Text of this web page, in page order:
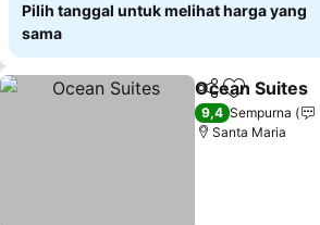
Pilih tanggal untuk melihat harga yang
sama
Bagikan
Ocean Suites
9,4 Sempurna
Santa Maria